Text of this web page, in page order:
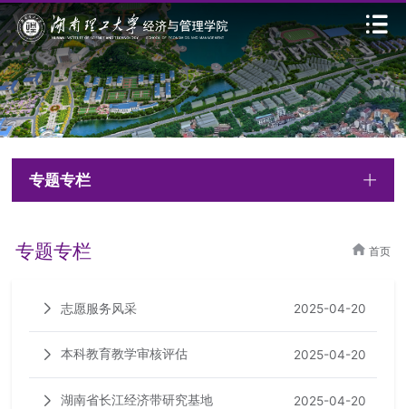
专题专栏
专题专栏 首页
志愿服务风采 2025-04-20
本科教育教学审核评估 2025-04-20
湖南省长江经济带研究基地 2025-04-20